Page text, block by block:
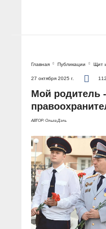
Главная Публикации Щит
27 октября 2025 г.
Мой родитель -
АВТОР: Ольга Дэль